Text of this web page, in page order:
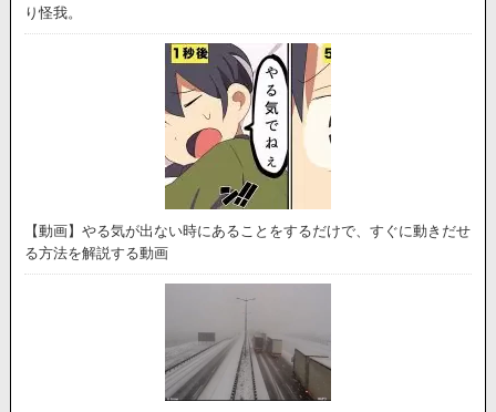
り怪我。
【動画】やる気が出ない時にあることをするだけで、すぐに動きだせ
る方法を解説する動画